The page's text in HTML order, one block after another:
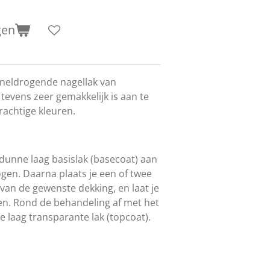
nagellak van
zeer gemakkelijk is aan te
kleuren.
laag basislak (basecoat) aan
Daarna plaats je een of twee
de gewenste dekking, en laat je
Rond de behandeling af met het
laag transparante lak (topcoat).